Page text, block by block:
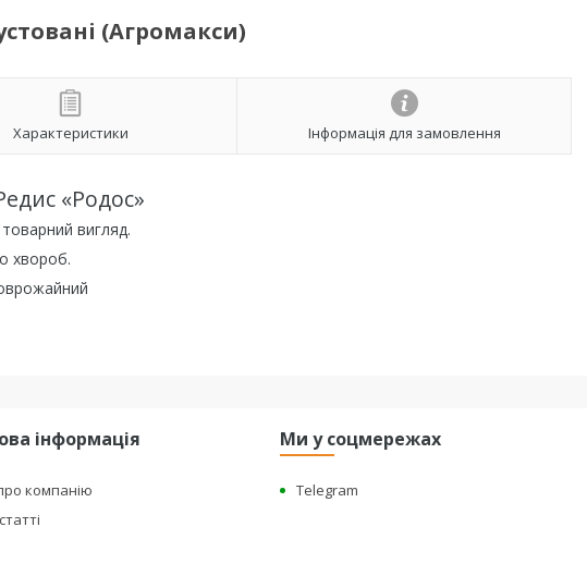
(Агромакси)
Характеристики Інформація для замовлення
«Родос»
вигляд.
хвороб.
інформація
компанію
Ми у соцмережах
Telegram